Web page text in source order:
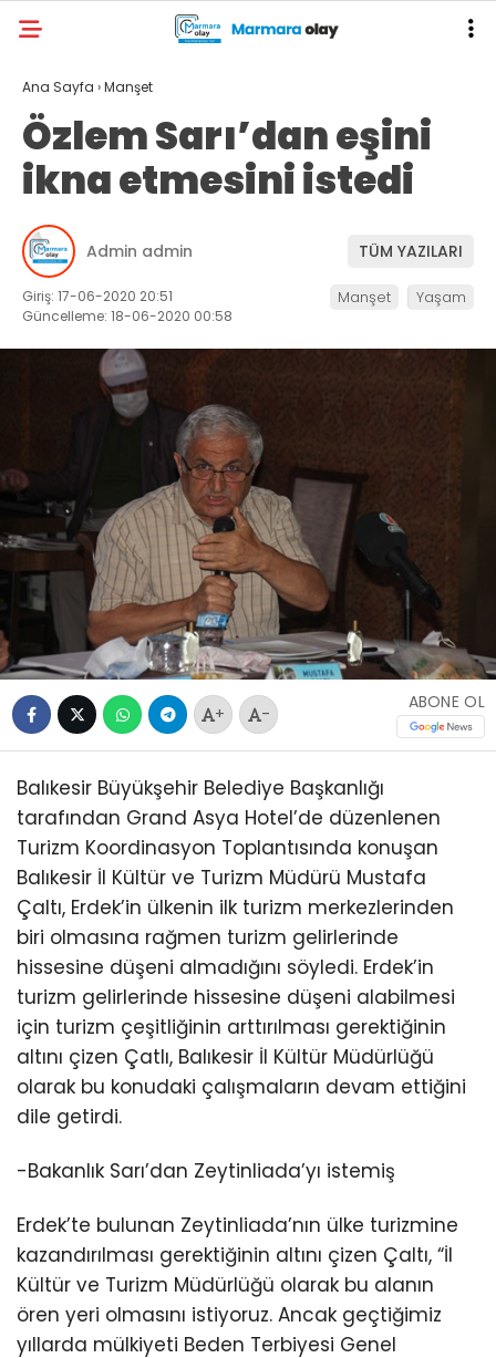
Ana Sayfa ›Manşet
Özlem Sarı’dan eşini
ikna etmesini istedi
Admin admin TÜM YAZILARI
Giriş: 17-06-2020 20:51
Güncelleme: 18-06-2020 00:58
Manşet Yaşam
+ -
ABONE OL
Balıkesir Büyükşehir Belediye Başkanlığı
tarafından Grand Asya Hotel’de düzenlenen
Turizm Koordinasyon Toplantısında konuşan
Balıkesir İl Kültür ve Turizm Müdürü Mustafa
Çaltı, Erdek’in ülkenin ilk turizm merkezlerinden
biri olmasına rağmen turizm gelirlerinde
hissesine düşeni almadığını söyledi. Erdek’in
turizm gelirlerinde hissesine düşeni alabilmesi
için turizm çeşitliğinin arttırılması gerektiğinin
altını çizen Çatlı, Balıkesir İl Kültür Müdürlüğü
olarak bu konudaki çalışmaların devam ettiğini
dile getirdi.
-Bakanlık Sarı’dan Zeytinliada’yı istemiş
Erdek’te bulunan Zeytinliada’nın ülke turizmine
kazandırılması gerektiğinin altını çizen Çaltı, “İl
Kültür ve Turizm Müdürlüğü olarak bu alanın
ören yeri olmasını istiyoruz. Ancak geçtiğimiz
yıllarda mülkiyeti Beden Terbiyesi Genel